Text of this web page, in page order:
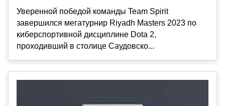
Уверенной победой команды Team Spirit
завершился мегатурнир Riyadh Masters 2023 по
киберспортивной дисциплине Dota 2,
проходивший в столице Саудовско...